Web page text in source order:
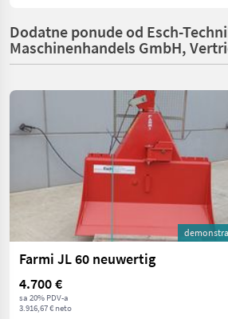
Dodatne ponude od Esch-
Maschinenhandels GmbH,
Farmi JL 60 neuwertig
4.700 €
sa 20% PDV-a
3.916,67 € neto